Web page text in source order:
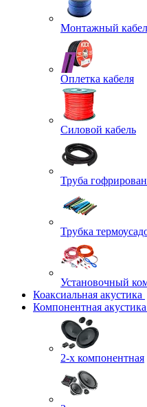
Монтажный
Оплетка кабеля
Силовой кабель
Труба
Трубка
Установочный
Коаксиальная акустика
Компонентная акустика
2-х компонентная